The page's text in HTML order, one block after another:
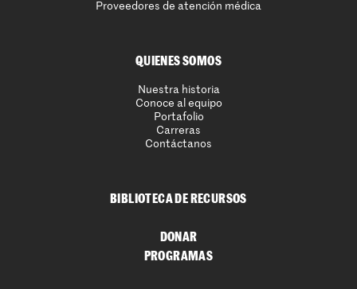
Proveedores de atención médica
QUIENES SOMOS
Nuestra historia
Conoce al equipo
Portafolio
Carreras
Contáctanos
BIBLIOTECA DE RECURSOS
DONAR
PROGRAMAS